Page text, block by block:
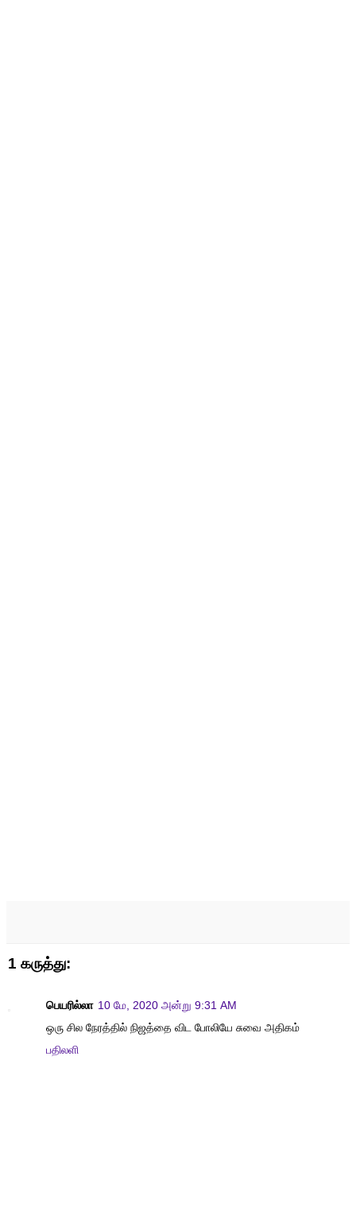
1 கருத்து:
பெயரில்லா 10 மே, 2020 அன்று 9:31 AM
ஒரு சில நேரத்தில் நிஜத்தை விட போலியே சுவை அதிகம்
பதிலளி